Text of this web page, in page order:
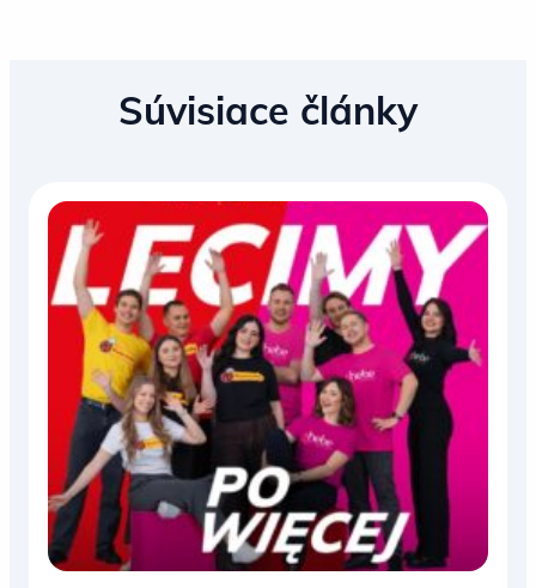
Súvisiace články